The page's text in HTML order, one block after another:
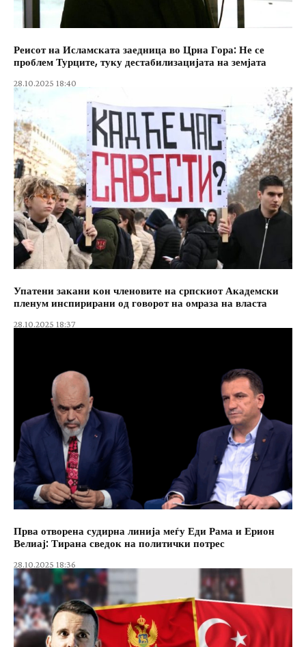
Реисот на Исламската заедница во Црна Гора: Не се
проблем Турците, туку дестабилизацијата на земјата
28.10.2025 18:40
Упатени закани кон членовите на српскиот Академски
пленум инспирирани од говорот на омраза на власта
28.10.2025 18:37
Прва отворена судирна линија меѓу Еди Рама и Ерион
Велиај: Тирана сведок на политички потрес
28.10.2025 18:36